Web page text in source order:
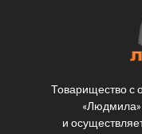
Товарищество с
«Людмила»
и